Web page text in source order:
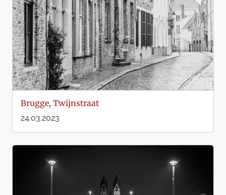
Brugge, Twijnstraat
24.03.2023